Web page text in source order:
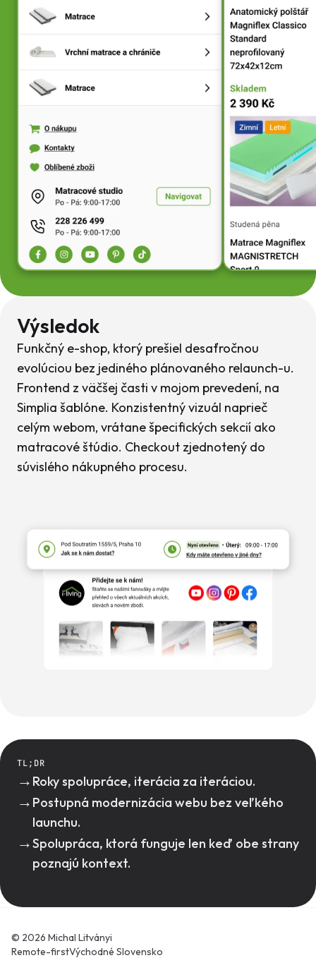
Výsledok
Funkčný e-shop, ktorý prešiel desaťročnou
evolúciou bez jediného plánovaného relaunch-u.
Frontend z väčšej časti v mojom prevedení, na
Simplia šablóne. Konzistentný vizuál naprieč
celým webom, vrátane špecifických sekcií ako
matracové štúdio. Checkout zjednotený do
súvislého nákupného procesu.
TL;DR
→ Roky spolupráce, iterácia za iteráciou.
→ Postupná modernizácia webu bez veľkého
launchu.
→Spolupráca, ktorá funguje len keď obe strany
poznajú kontext.
© 2026 Michal Litványi
Remote-firstVýchodné Slovensko